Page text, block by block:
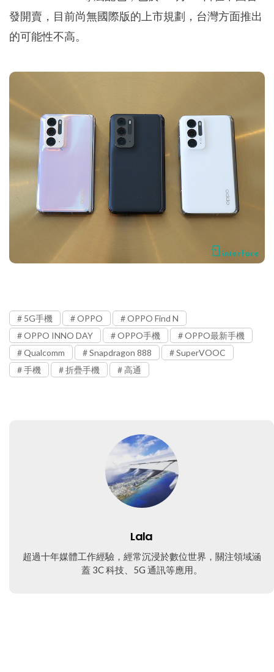
發開賣，目前尚無國際版的上市規劃，台灣方面推出
的可能性不高。
5G手機 OPPO
OPPO Find N
OPPO INNO DAY
OPPO手機
OPPO最新手機
Qualcomm
Snapdragon 888
SuperVOOC
手機
折疊手機 高通
Lala
超過十年媒體工作經驗，經常沉浸於數位世界，關注領域涵
蓋 3C 科技、5G 通訊等應用。